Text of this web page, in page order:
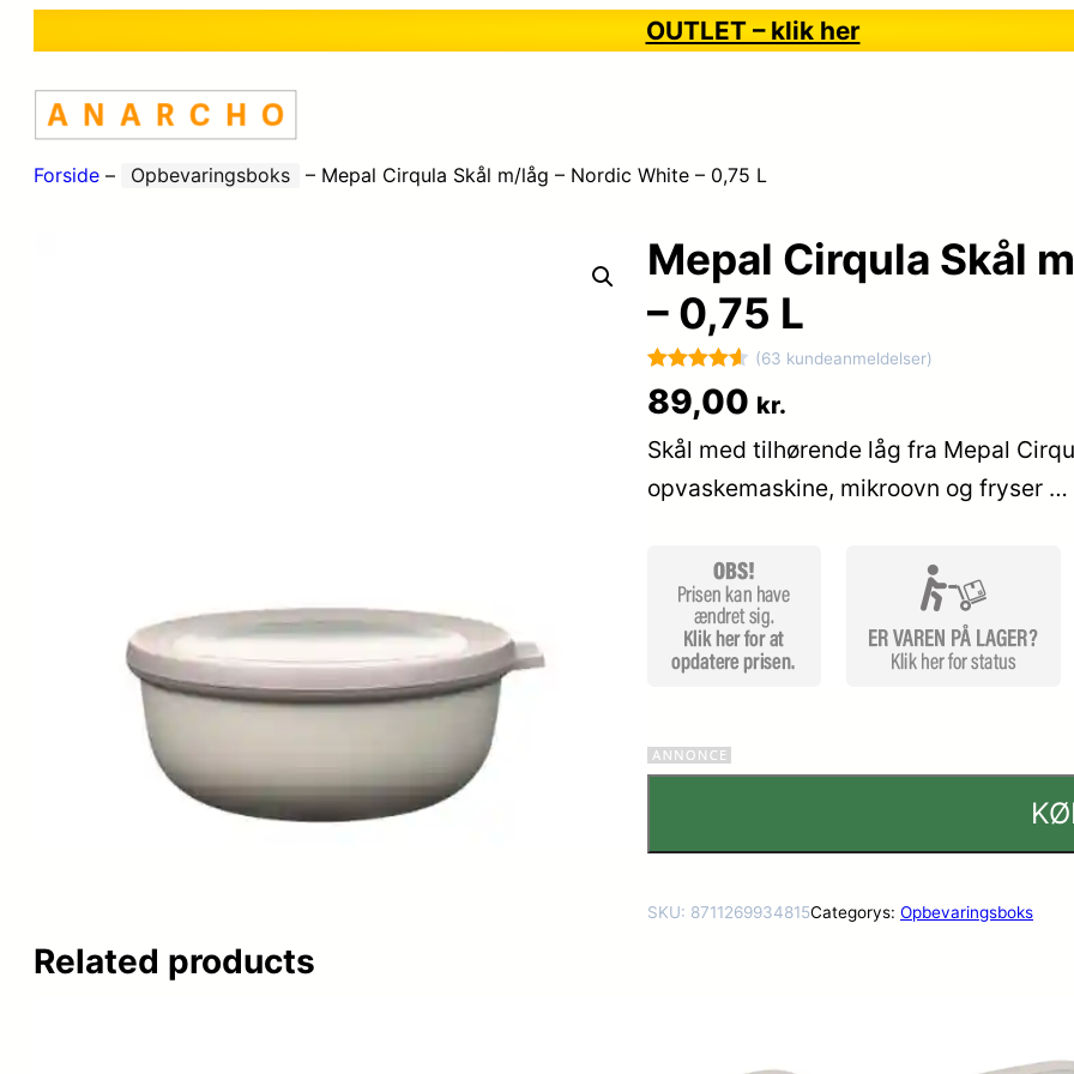
OUTLET – klik her
Forside – Opbevaringsboks – Mepal Cirqula Skål m/låg – Nordic White – 0,75 L
Mepal Cirqula Skål
– 0,75 L
Bedømt
som4.6
ud af 5
baseret på
63
kundebedø
(63 kundeanmeldelser)
89,00 kr.
Skål med tilhørende låg fra Mepal
opvaskemaskine, mikroovn og fryser …
SKU: 8711269934815Categorys: Opbevaringsboks
Related products